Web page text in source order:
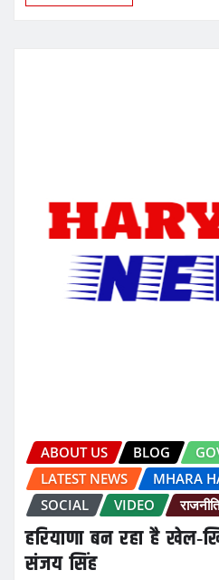
ABOUT US BLOG
LATEST NEWS
MHARA
SOCIAL
VIDEO राजनीति
हरियाणा बन रहा है खेल-
संजय सिंह